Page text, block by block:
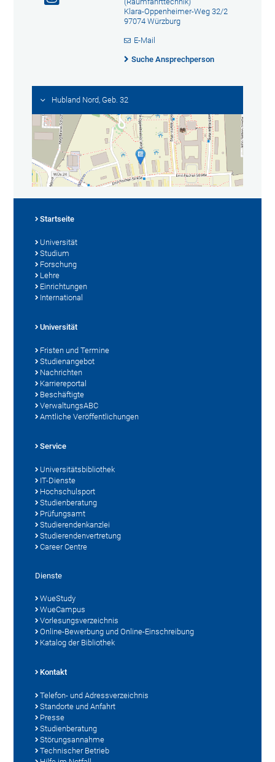
Klara-Oppenheimer-Weg 32/2
97074 Würzburg
E-Mail
Suche Ansprechperson
Hubland Nord, Geb. 32
Startseite
Universität
Studium
Forschung
Lehre
Einrichtungen
International
Universität
Fristen und Termine
Studienangebot
Nachrichten
Karriereportal
Beschäftigte
VerwaltungsABC
Amtliche Veröffentlichungen
Service
Universitätsbibliothek
IT-Dienste
Hochschulsport
Studienberatung
Prüfungsamt
Studierendenkanzlei
Studierendenvertretung
Career Centre
Dienste
WueStudy
WueCampus
Vorlesungsverzeichnis
Online-Bewerbung und Online-Einschreibung
Katalog der Bibliothek
Kontakt
Telefon- und Adressverzeichnis
Standorte und Anfahrt
Presse
Studienberatung
Störungsannahme
Technischer Betrieb